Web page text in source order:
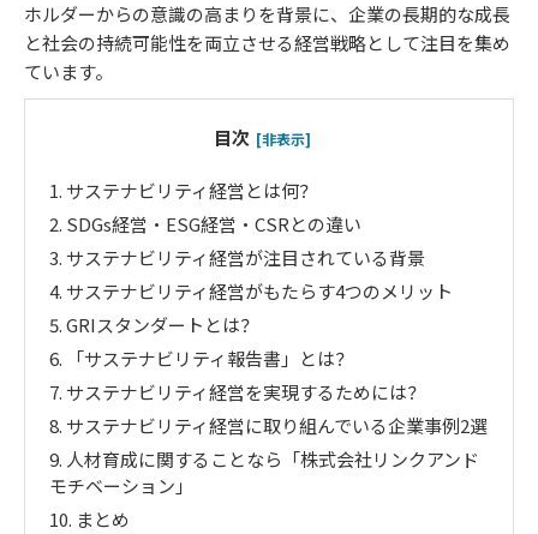
ホルダーからの意識の高まりを背景に、企業の長期的な成長
と社会の持続可能性を両立させる経営戦略として注目を集め
ています。
目次 [非表示]
1. サステナビリティ経営とは何？
2. SDGs経営・ESG経営・CSRとの違い
3. サステナビリティ経営が注目されている背景
4. サステナビリティ経営がもたらす4つのメリット
5.GRIスタンダートとは？
6.
「サステナビリティ報告書」とは？
7. サステナビリティ経営を実現するためには？
8. サステナビリティ経営に取り組んでいる企業事例2選
9. 人材育成に関することなら「株式会社リンクアンド
モチベーション」
10. まとめ